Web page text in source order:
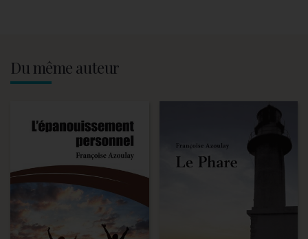
Du même auteur